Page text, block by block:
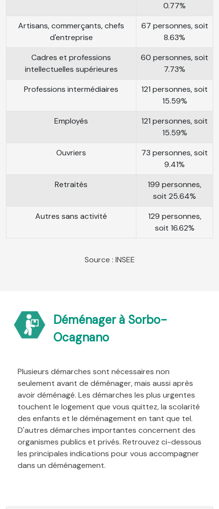
0.77%
Artisans, commerçants, chefs
d'entreprise
67 personnes, soit
8.63%
Cadres et professions
intellectuelles supérieures
60 personnes, soit
7.73%
Professions intermédiaires
121 personnes, soit
15.59%
Employés
121 personnes, soit
15.59%
Ouvriers
73 personnes, soit
9.41%
Retraités
199 personnes,
soit 25.64%
Autres sans activité
129 personnes,
soit 16.62%
Source : INSEE
Déménager à Sorbo-
Ocagnano
Plusieurs démarches sont nécessaires non
seulement avant de déménager, mais aussi après
avoir déménagé. Les démarches les plus urgentes
touchent le logement que vous quittez, la scolarité
des enfants et le déménagement en tant que tel.
D'autres démarches importantes concernent des
organismes publics et privés. Retrouvez ci-dessous
les principales indications pour vous accompagner
dans un déménagement.